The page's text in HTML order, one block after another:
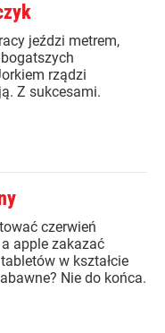
jeździ metrem,
rządzi
Z sukcesami.
czerwień
apple zakazać
w kształcie
Nie do końca.